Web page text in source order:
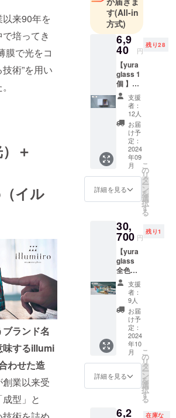
来90年を
培ってき
膜で光をコ
術”を用い
＋
イル
ランド名
味するillumi
わせた造
業以来受
型」と
す(All-in
方式)
6,9
40 円
残り28
【yura
glass 1
個 】
yura
glass 1
個 税
抜5,400
円 税
込・送
料1,000
円込み
で6,940
円のプ
ランで
す。 ※
しの箱
入り グ
ラスを1
個お届
けしま
す。色
は下記
よりひ
とつお
選びく
ださ
い。 ●
オーロ
ラのよ
うな幻
想的な
色味の
green（
リュー
支援
者：
12人
お届
け予
定：
2024
年09
月
詳細を見る
こ
の
リ
タ
ー
ン
を
選
択
す
る
30,
700 円
残り1
【yura
glass
全色
セット
】 ご好
評につ
き、全
色セッ
トを追
加しま
した！
yura
glass 1
個 税
抜5,400
込・送
支援
者：
9人
お届
け予
定：
2024
年10
月
詳細を見る
こ
の
リ
タ
ー
ン
を
選
択
す
る
6,2 在庫な